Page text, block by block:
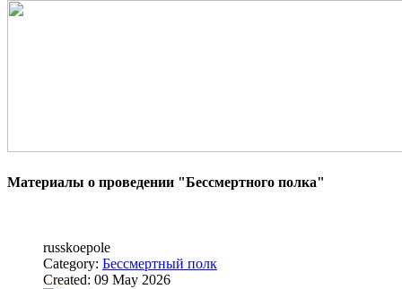
Материалы о проведении "Бессмертного полка"
russkoepole
Category: Бессмертный полк
Created: 09 May 2026